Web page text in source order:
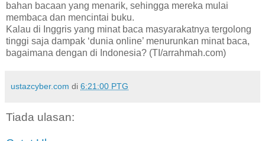
bahan bacaan yang menarik, sehingga mereka mulai
membaca dan mencintai buku.
Kalau di Inggris yang minat baca masyarakatnya tergolong
tinggi saja dampak ‘dunia online’ menurunkan minat baca,
bagaimana dengan di Indonesia? (TI/arrahmah.com)
ustazcyber.com di 6:21:00 PTG
Tiada ulasan: